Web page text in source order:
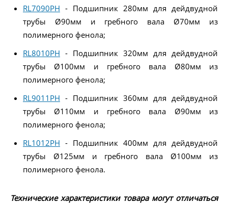
RL7090PH - Подшипник 280мм для дейдвудной
трубы Ø90мм и гребного вала Ø70мм из
полимерного фенола;
RL8010PH - Подшипник 320мм для дейдвудной
трубы Ø100мм и гребного вала Ø80мм из
полимерного фенола;
RL9011PH - Подшипник 360мм для дейдвудной
трубы Ø110мм и гребного вала Ø90мм из
полимерного фенола;
RL1012PH - Подшипник 400мм для дейдвудной
трубы Ø125мм и гребного вала Ø100мм из
полимерного фенола.
Технические характеристики товара могут отличаться